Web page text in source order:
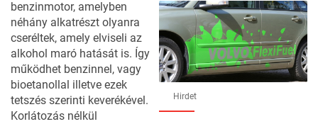
Hirdet
benzinmotor, amelyben
néhány alkatrészt olyanra
cseréltek, amely elviseli az
alkohol maró hatását is. Így
működhet benzinnel, vagy
bioetanollal illetve ezek
tetszés szerinti keverékével.
Korlátozás nélkül